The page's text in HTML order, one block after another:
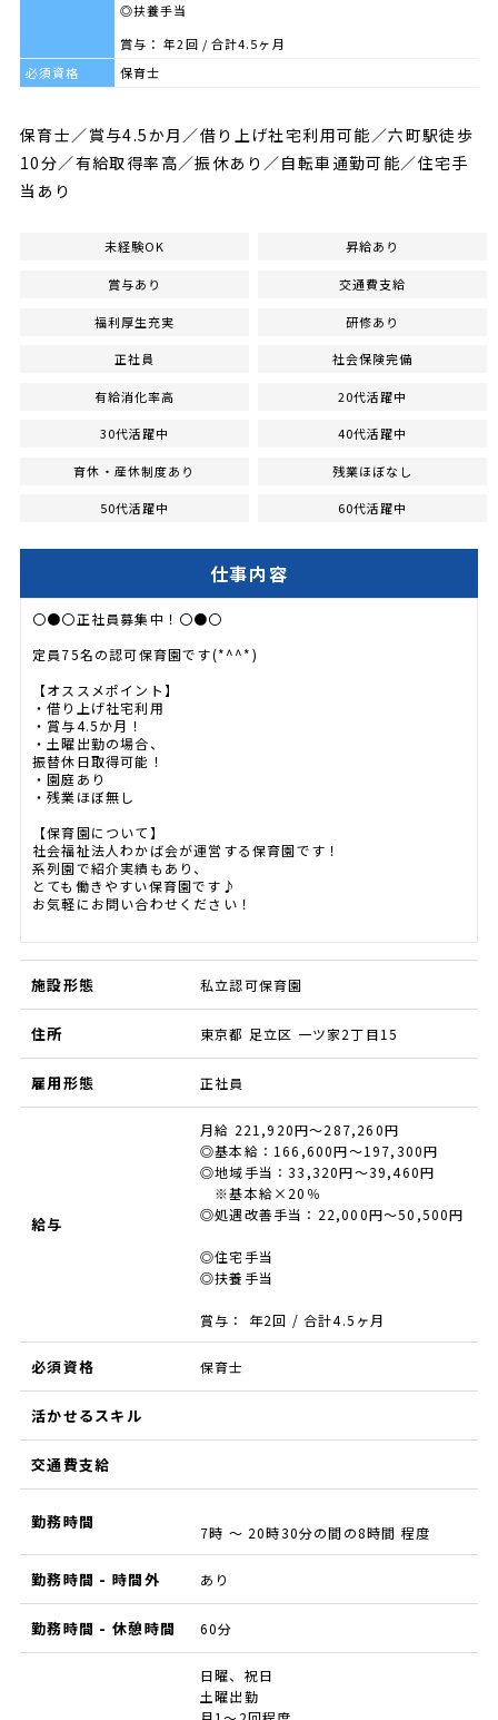
◎扶養手当
賞与： 年2回 / 合計4.5ヶ月
必須資格
保育士
保育士／賞与4.5か月／借り上げ社宅利用可能／六町駅徒歩
10分／有給取得率高／振休あり／自転車通勤可能／住宅手
当あり
未経験OK 昇給あり
賞与あり 交通費支給
福利厚生充実 研修あり
正社員 社会保険完備
有給消化率高 20代活躍中
30代活躍中 40代活躍中
育休・産休制度あり 残業ほぼなし
50代活躍中 60代活躍中
仕事内容
〇●〇正社員募集中！〇●〇
定員75名の認可保育園です(*^^*)
【オススメポイント】
・借り上げ社宅利用
・賞与4.5か月！
・土曜出勤の場合、
振替休日取得可能！
・園庭あり
・残業ほぼ無し
【保育園について】
社会福祉法人わかば会が運営する保育園です！
系列園で紹介実績もあり、
とても働きやすい保育園です♪
お気軽にお問い合わせください！
施設形態 私立認可保育園
住所 東京都 足立区 一ツ家2丁目15
雇用形態 正社員
給与
月給 221,920円～287,260円
◎基本給：166,600円～197,300円
◎地域手当：33,320円～39,460円
※基本給×20％
◎処遇改善手当：22,000円～50,500円
◎住宅手当
◎扶養手当
賞与： 年2回 / 合計4.5ヶ月
必須資格 保育士
活かせるスキル
交通費支給
勤務時間
7時 ～ 20時30分の間の8時間 程度
勤務時間 - 時間外 あり
勤務時間 - 休憩時間 60分
日曜、祝日
土曜出勤